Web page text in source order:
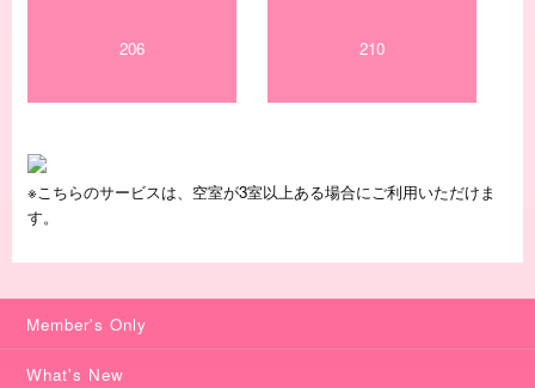
206 210
※こちらのサービスは、空室が3室以上ある場合にご利用いただけま
す。
Member's Only
What's New